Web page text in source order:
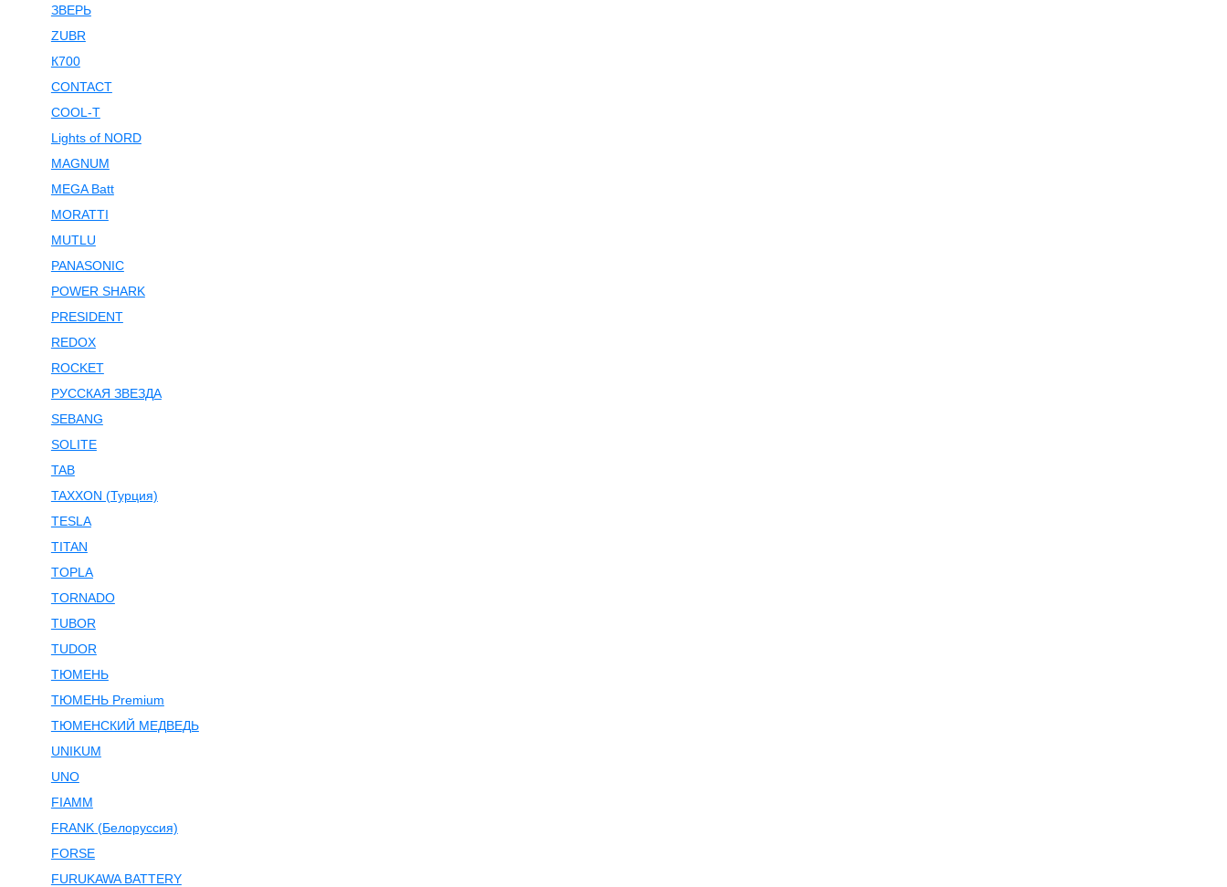
ЗВЕРЬ
ZUBR
К700
CONTACT
COOL-T
Lights of NORD
MAGNUM
MEGA Batt
MORATTI
MUTLU
PANASONIC
POWER SHARK
PRESIDENT
REDOX
ROCKET
РУССКАЯ ЗВЕЗДА
SEBANG
SOLITE
TAB
TAXXON (Турция)
TESLA
TITAN
TOPLA
TORNADO
TUBOR
TUDOR
ТЮМЕНЬ
ТЮМЕНЬ Premium
ТЮМЕНСКИЙ МЕДВЕДЬ
UNIKUM
UNO
FIAMM
FRANK (Белоруссия)
FORSE
FURUKAWA BATTERY